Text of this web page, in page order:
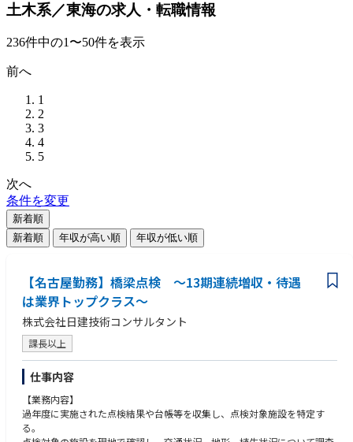
土木系／東海の求人・転職情報
236件中の1〜50件を表示
前へ
1
2
3
4
5
次へ
条件を変更
新着順
新着順
年収が高い順 年収が低い順
【名古屋勤務】橋梁点検 ～13期連続増収・待遇
は業界トップクラス～
株式会社日建技術コンサルタント
課長以上
仕事内容
【業務内容】
過年度に実施された点検結果や台帳等を収集し、点検対象施設を特定す
る。